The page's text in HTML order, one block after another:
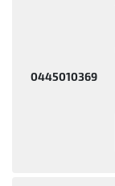
0445010369